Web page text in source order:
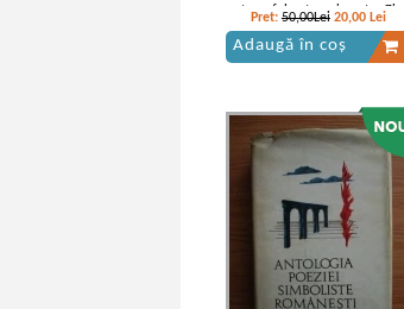
autograful autoarei pentru Zigu
Ornea)
Pret: 50,00Lei 20,00 Lei
Adaugă în coș